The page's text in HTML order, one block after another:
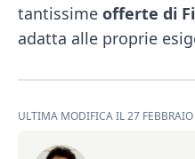
tantissime offerte di
adatta alle proprie
ULTIMA MODIFICA IL 27